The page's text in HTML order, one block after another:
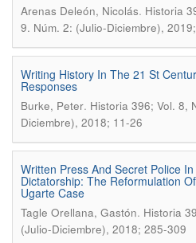
Arenas Deleón, Nicolás. Historia
9. Núm. 2: (Julio-Diciembre),
Writing History In The 21 St
Responses
Burke, Peter. Historia 396; Vol. 8,
Diciembre), 2018; 11-26
Written Press And Secret Police
Dictatorship: The Reformulation
Ugarte Case
Tagle Orellana, Gastón. Historia
(Julio-Diciembre), 2018; 285-309